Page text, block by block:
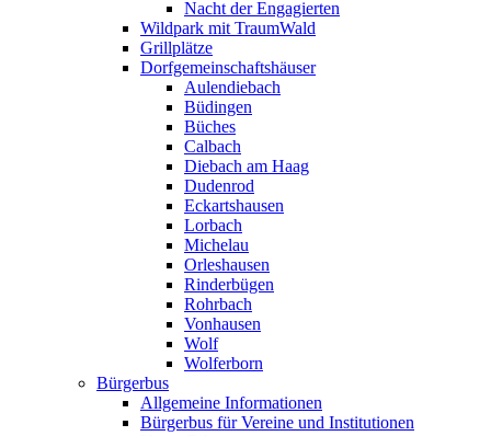
Nacht der Engagierten
Wildpark mit TraumWald
Grillplätze
Dorfgemeinschaftshäuser
Aulendiebach
Büdingen
Büches
Calbach
Diebach am Haag
Dudenrod
Eckartshausen
Lorbach
Michelau
Orleshausen
Rinderbügen
Rohrbach
Vonhausen
Wolf
Wolferborn
Bürgerbus
Allgemeine Informationen
Bürgerbus für Vereine und Institutionen